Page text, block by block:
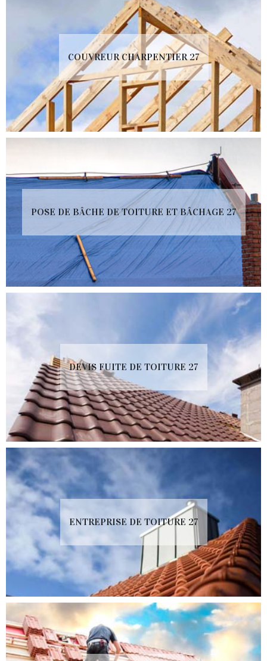
COUVREUR CHARPENTIER 27
POSE DE BÂCHE DE TOITURE ET BÂCHAGE 27
DEVIS FUITE DE TOITURE 27
ENTREPRISE DE TOITURE 27